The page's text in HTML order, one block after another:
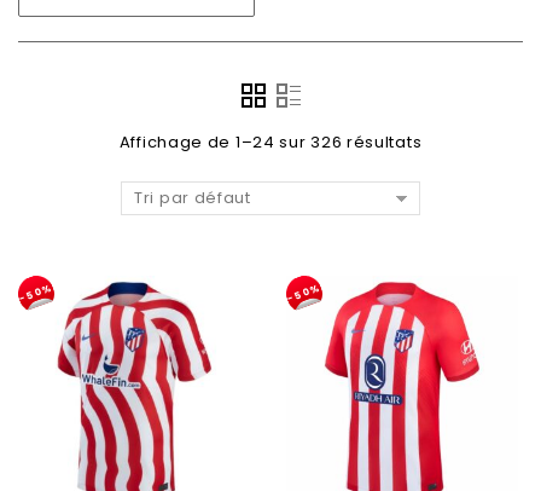
Affichage de 1–24 sur 326 résultats
Tri par défaut
-50% -50%